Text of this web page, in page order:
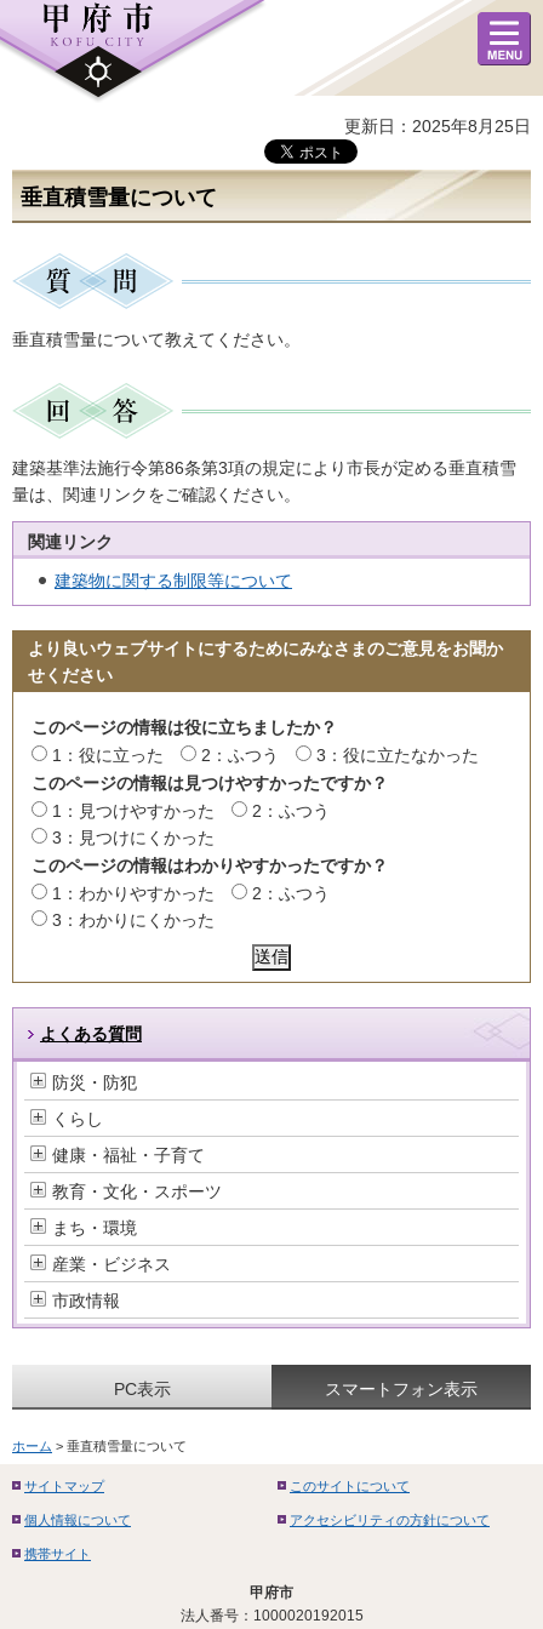
メニュ
ー
更新日：2025年8月25日
垂直積雪量について
垂直積雪量について教えてください。
建築基準法施行令第86条第3項の規定により市長が定める垂直積雪
量は、関連リンクをご確認ください。
関連リンク
建築物に関する制限等について
より良いウェブサイトにするためにみなさまのご意見をお聞か
せください
このページの情報は役に立ちましたか？
1：役に立った
2：ふつう
3：役に立たなかった
このページの情報は見つけやすかったですか？
1：見つけやすかった
2：ふつう
3：見つけにくかった
このページの情報はわかりやすかったですか？
1：わかりやすかった
2：ふつう
3：わかりにくかった
よくある質問
防災・防犯
くらし
健康・福祉・子育て
教育・文化・スポーツ
まち・環境
産業・ビジネス
市政情報
PC表示 スマートフォン表示
ホーム > 垂直積雪量について
サイトマップ このサイトについて
個人情報について アクセシビリティの方針について
携帯サイト
甲府市
法人番号：1000020192015